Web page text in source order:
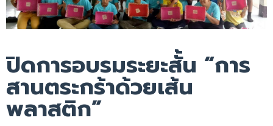
ปิดการอบรมระยะสั้น “การ
สานตระกร้าด้วยเส้น
พลาสติก”